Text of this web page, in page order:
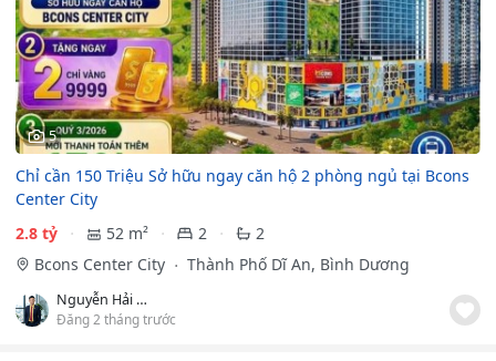
5
Chỉ cần 150 Triệu Sở hữu ngay căn hộ 2 phòng ngủ tại Bcons
Center City
2.8 tỷ
52 m² 2
2
Bcons Center City
Thành Phố Dĩ An, Bình Dương
Nguyễn Hải Nam
Đăng 2 tháng trước